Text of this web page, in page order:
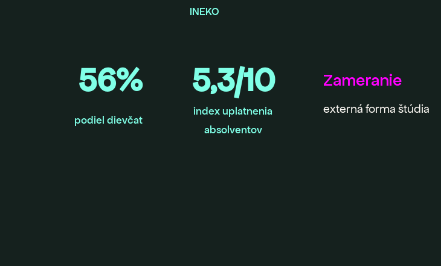
INEKO
56%
podiel dievčat
5,3/10
index uplatnenia
absolventov
Zameranie
externá forma štúdia